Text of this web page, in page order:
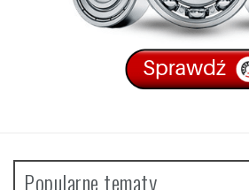
Popularne tematy